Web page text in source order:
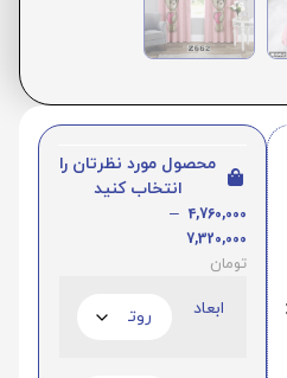
محصول مورد نظرتان را
انتخاب کنید
4,760,000
–
7,320,000
تومان
ابعاد